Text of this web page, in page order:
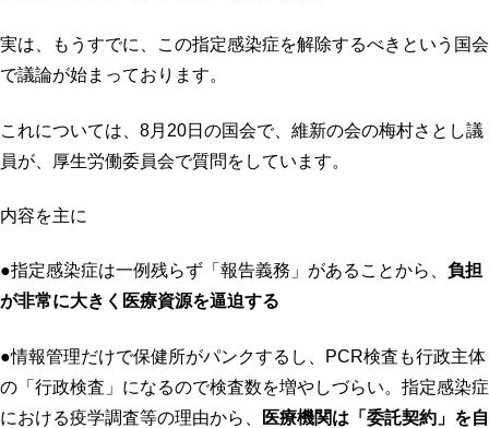
実は、もうすでに、この指定感染症を解除するべきという国会
で議論が始まっております。
これについては、8月20日の国会で、維新の会の梅村さとし議
員が、厚生労働委員会で質問をしています。
内容を主に
●指定感染症は一例残らず「報告義務」があることから、 負担
が非常に大きく医療資源を逼迫する
●情報管理だけで保健所がパンクするし、PCR検査も行政主体
の「行政検査」になるので検査数を増やしづらい。指定感染症
における疫学調査等の理由から、
医療機関は「委託契約」を自